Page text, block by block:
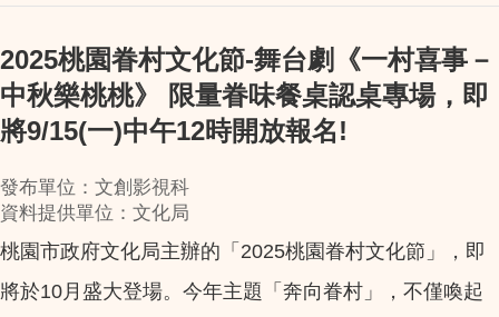
2025桃園眷村文化節-舞台劇《一村喜事－
中秋樂桃桃》 限量眷味餐桌認桌專場，即
將9/15(一)中午12時開放報名!
發布單位：文創影視科
資料提供單位：文化局
桃園市政府文化局主辦的「2025桃園眷村文化節」，即
將於10月盛大登場。今年主題「奔向眷村」，不僅喚起